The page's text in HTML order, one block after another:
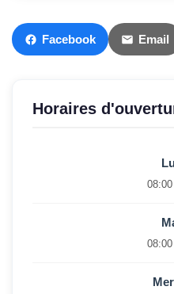
Facebook Email
Horaires